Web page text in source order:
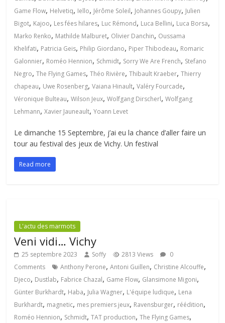
Game Flow, Helvetiq, Iello, Jérôme Soleil, Johannes Goupy, Julien
Bigot, Kajoo, Les fées hilares, Luc Rémond, Luca Bellini, Luca Borsa,
Marko Renko, Mathilde Malburet, Olivier Danchin, Oussama
Khelifati, Patricia Geis, Philip Giordano, Piper Thibodeau, Romaric
Galonnier, Roméo Hennion, Schmidt, Sorry We Are French, Stefano
Negro,The Flying Games,Théo Rivière,Thibault Kraeber,Thierry
chapeau, Uwe Rosenberg,Vaiana Hinault,Valéry Fourcade,
Véronique Bulteau,Wilson Jeux,Wolfgang Dirscherl,Wolfgang
Lehmann,Xavier Jauneault,Yoann Levet
Le dimanche 15 Septembre, j’ai eu la chance d’aller faire un
tour au festival des jeux de Vichy. Un festival
Read more
L'actu des marmots
Veni vidi… Vichy
25 septembre 2023 Soffy 2813 Views
0
Comments
Anthony Perone,Antoni Guillen, Christine Alcouffe,
Djeco, Dustlab, Fabrice Chazal, Game Flow, Glansimone Migoni,
Günter Burkhardt, Haba, Julia Wagner, L'équipe ludique, Lena
Burkhardt, magnetic, mes premiers jeux, Ravensburger, réédition,
Roméo Hennion, Schmidt,TAT production,The Flying Games,